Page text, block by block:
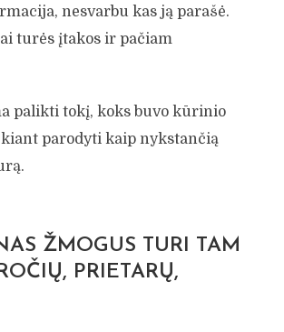
nesvarbu kas ją parašė.
turės įtakos ir pačiam
palikti tokį, koks buvo kūrinio
parodyti kaip nykstančią
ŽMOGUS TURI TAM
PRIETARŲ,